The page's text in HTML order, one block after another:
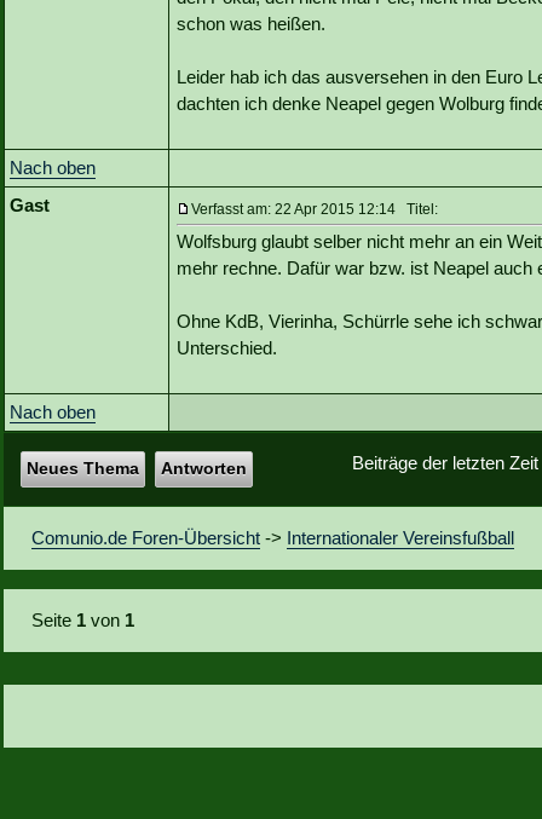
schon was heißen.
Leider hab ich das ausversehen in den Euro
dachten ich denke Neapel gegen Wolburg
Nach oben
Gast
Verfasst am: 22 Apr 2015 12:14 Titel:
Wolfsburg glaubt selber nicht mehr an ein
mehr rechne. Dafür war bzw. ist Neapel
Ohne KdB, Vierinha, Schürrle sehe ich
Unterschied.
Nach oben
Beiträge der letzten
Neues Thema Antworten
Comunio.de Foren-Übersicht -> Internationaler Vereinsfußball
Seite 1 von 1